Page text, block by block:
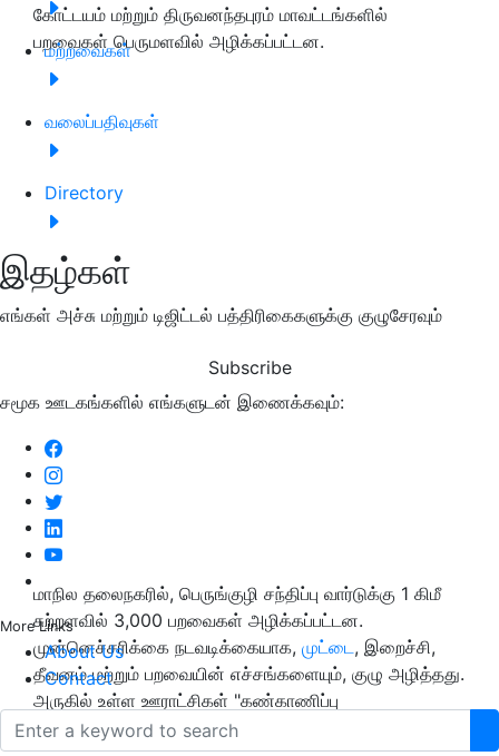
மற்றவைகள்
வலைப்பதிவுகள்
Directory
இதழ்கள்
எங்கள் அச்சு மற்றும் டிஜிட்டல் பத்திரிகைகளுக்கு குழுசேரவும்
Subscribe
சமூக ஊடகங்களில் எங்களுடன் இணைக்கவும்:
More Links
About Us
Contact
கோட்டயம் மற்றும் திருவனந்தபுரம் மாவட்டங்களில்
பறவைகள் பெருமளவில் அழிக்கப்பட்டன.
மாநில தலைநகரில், பெருங்குழி சந்திப்பு வார்டுக்கு 1 கிமீ
சுற்றளவில் 3,000 பறவைகள் அழிக்கப்பட்டன.
முன்னெச்சரிக்கை நடவடிக்கையாக, முட்டை , இறைச்சி,
தீவனம் மற்றும் பறவையின் எச்சங்களையும், குழு அழித்தது.
அருகில் உள்ள ஊராட்சிகள் "கண்காணிப்பு
மண்டலங்களாக" அறிவிக்கப்பட்டுள்ளன.